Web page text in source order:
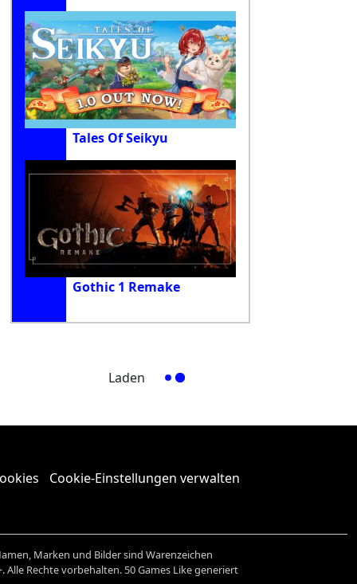
Tales Of Seikyu
Gothic 1 Remake
Laden
Cookie-Einstellungen verwalten
Marken und Bilder sind Warenzeichen
Rechte vorbehalten. 50 Games Like generiert